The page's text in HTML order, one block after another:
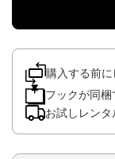
購入する前
フックが同
お試しレン